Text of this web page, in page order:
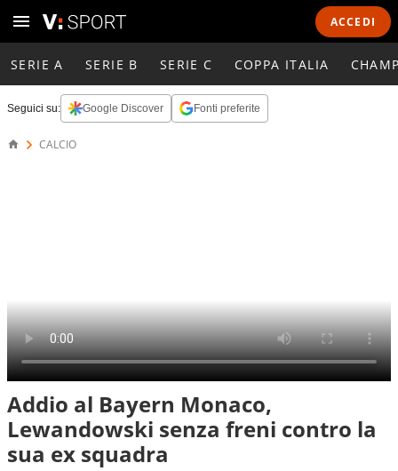
ACCEDI
SERIE A SERIE B SERIE C COPPA ITALIA
Seguici su: Google Discover Fonti preferite
CALCIO
Addio al Bayern Monaco,
Lewandowski senza freni contro la
sua ex squadra